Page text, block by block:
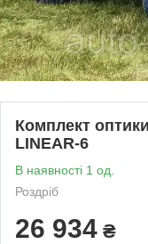
Комплект
LINEAR-6
В наявності 1 од.
Роздріб
26 934 ₴